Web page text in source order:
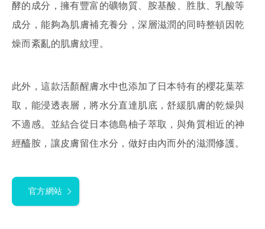
酵的成分，擁有豐富的礦物質、胺基酸、胜肽、乳酸等
成分，能夠為肌膚補充養分，深層滋潤的同時整頓因乾
燥而紊亂的肌膚紋理。
此外，這款活顏醒膚水中也添加了日本特有的櫻花葉萃
取，能浸透表層，將水分直達肌底，舒緩肌膚的乾燥與
不適感。並結合從日本德島柚子萃取，與角質相近的神
經醯胺，讓皮膚留住水分，做好由內而外的滋潤修護。
官方網站